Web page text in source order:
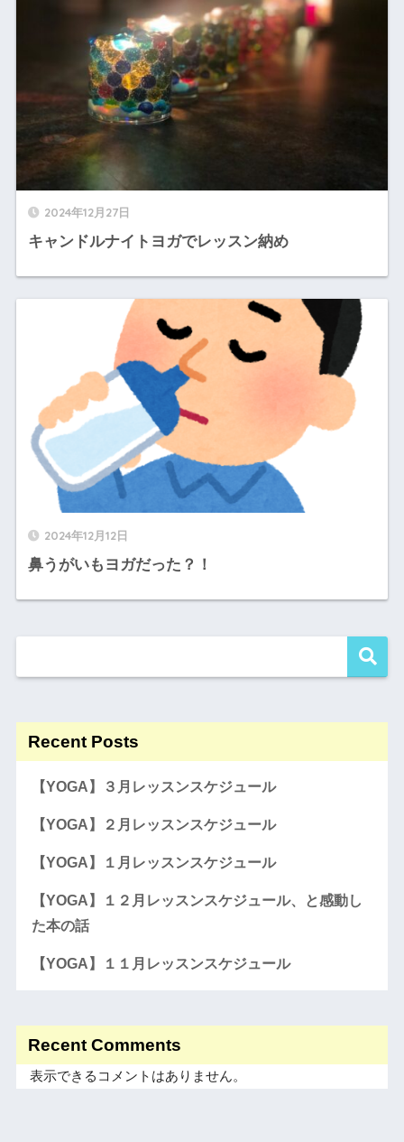
2024年12月27日
キャンドルナイトヨガでレッスン納め
2024年12月12日
鼻うがいもヨガだった？！
Recent Posts
【YOGA】３月レッスンスケジュール
【YOGA】２月レッスンスケジュール
【YOGA】１月レッスンスケジュール
【YOGA】１２月レッスンスケジュール、と感動し
た本の話
【YOGA】１１月レッスンスケジュール
Recent Comments
表示できるコメントはありません。